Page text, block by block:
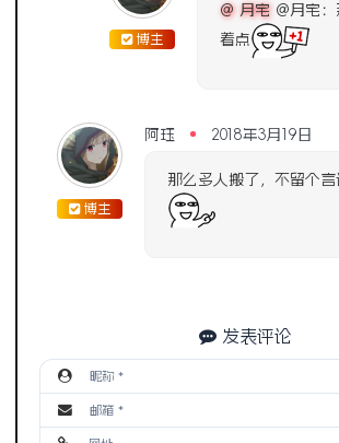
博主
@ 月宅 @月宅
着点
博主
阿珏 2018年3月19日
那么多人搬了，不留个
发表评论